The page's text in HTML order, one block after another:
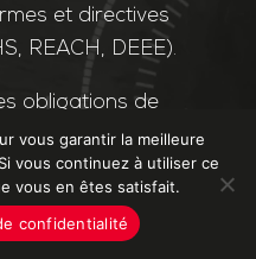
et directives
REACH, DEEE).
obligations de
Nos affaires
respect des
dans le domaine
et le trafic
vous garantir la meilleure
vous continuez à utiliser ce
vous en êtes satisfait.
confidentialité